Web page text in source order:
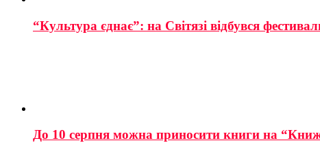
“Культура єднає”: на Світязі відбувся
До 10 серпня можна приносити книги на